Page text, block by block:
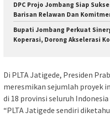
DPC Projo Jombang Siap
Barisan Relawan Dan
Bupati Jombang Perkuat
Koperasi, Dorong Akselerasi
Di PLTA Jatigede, Presiden
meresmikan sejumlah
di 18 provinsi seluruh
“PLTA Jatigede sendiri